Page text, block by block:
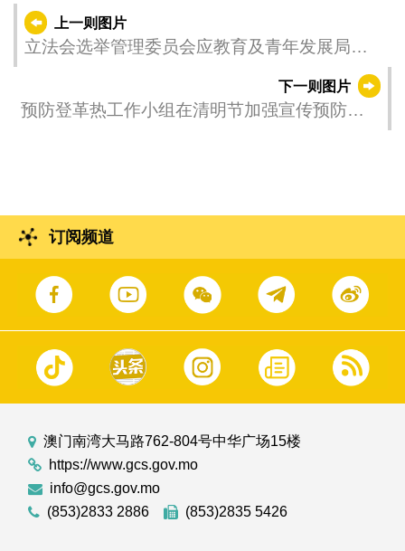
上一则图片
立法会选举管理委员会应教育及青年发展局邀
请举办“2025年第八届立法会选举 — 教育界讲
解会”，向学校代表介绍立法会选举制度的相关
规定。
下一则图片
预防登革热工作小组在清明节加强宣传预防登
订阅频道
澳门南湾大马路762-804号中华广场15楼
https://www.gcs.gov.mo
info@gcs.gov.mo
(853)2833 2886
(853)2835 5426